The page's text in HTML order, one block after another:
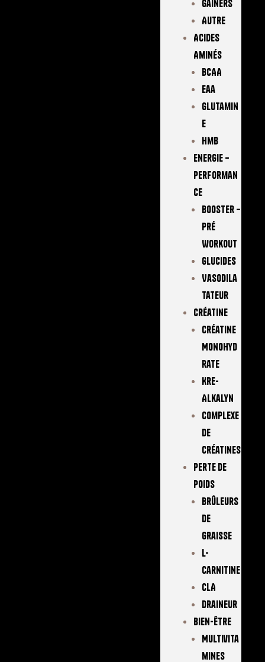
Gainers
Autre
Acides
Aminés
BCAA
Eaa
Glutamin
E
Hmb
Energie –
Performan
Ce
Booster –
Pré
Workout
Glucides
Vasodila
Tateur
Créatine
Créatine
Monohyd
Rate
Kre-
Alkalyn
Complexe
De
Créatines
Perte De
Poids
Brûleurs
De
Graisse
L-
Carnitine
CLA
Draineur
Bien-Être
Multivita
Mines